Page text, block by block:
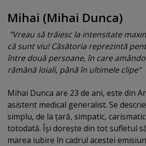
Mihai (Mihai Dunca)
”Vreau să trăiesc la intensitate
că sunt viu! Căsătoria reprezintă
între două persoane, în care
rămână loiali, până în ultimele clipe”
Mihai Dunca are 23 de ani, este din
asistent medical generalist. Se
simplu, de la ţară, simpatic,
totodată. Îşi doreşte din tot sufletul
marea iubire în cadrul acestei